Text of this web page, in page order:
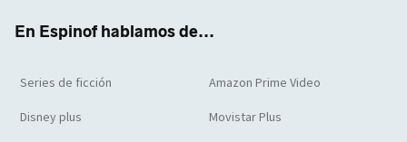
En Espinof hablamos de...
Series de ficción Amazon Prime Video
Disney plus Movistar Plus